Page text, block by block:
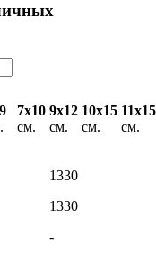
7х10
см.
9х12
см.
10х15
см.
11х15
см.
1330
1330
-